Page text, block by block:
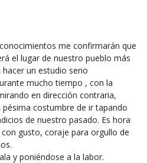
me confirmarán que
el lugar de nuestro pueblo más
un estudio serio
mucho tiempo , con la
en dirección contraria,
costumbre de ir tapando
de nuestro pasado. Es hora
gusto, coraje para orgullo de
y poniéndose a la labor.